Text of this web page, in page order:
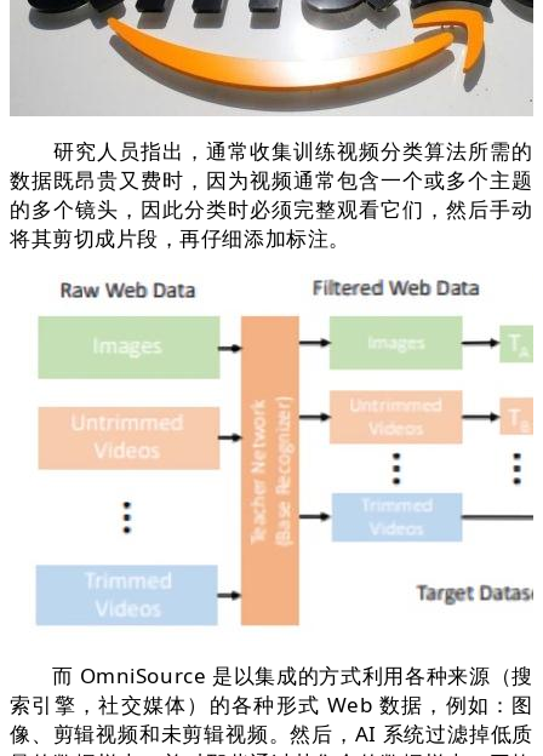
研究⼈员指出，通常收集训练视频分类算法所需的
数据既昂贵⼜费时，因为视频通常包含⼀个或多个主题
的多个镜头，因此分类时必须完整观看它们，然后⼿动
将其剪切成⽚段，再仔细添加标注。
而 OmniSource 是以集成的⽅式利用各种来源（搜
索引擎，社交媒体）的各种形式 Web 数据，例如：图
像、剪辑视频和未剪辑视频。然后，AI 系统过滤掉低质